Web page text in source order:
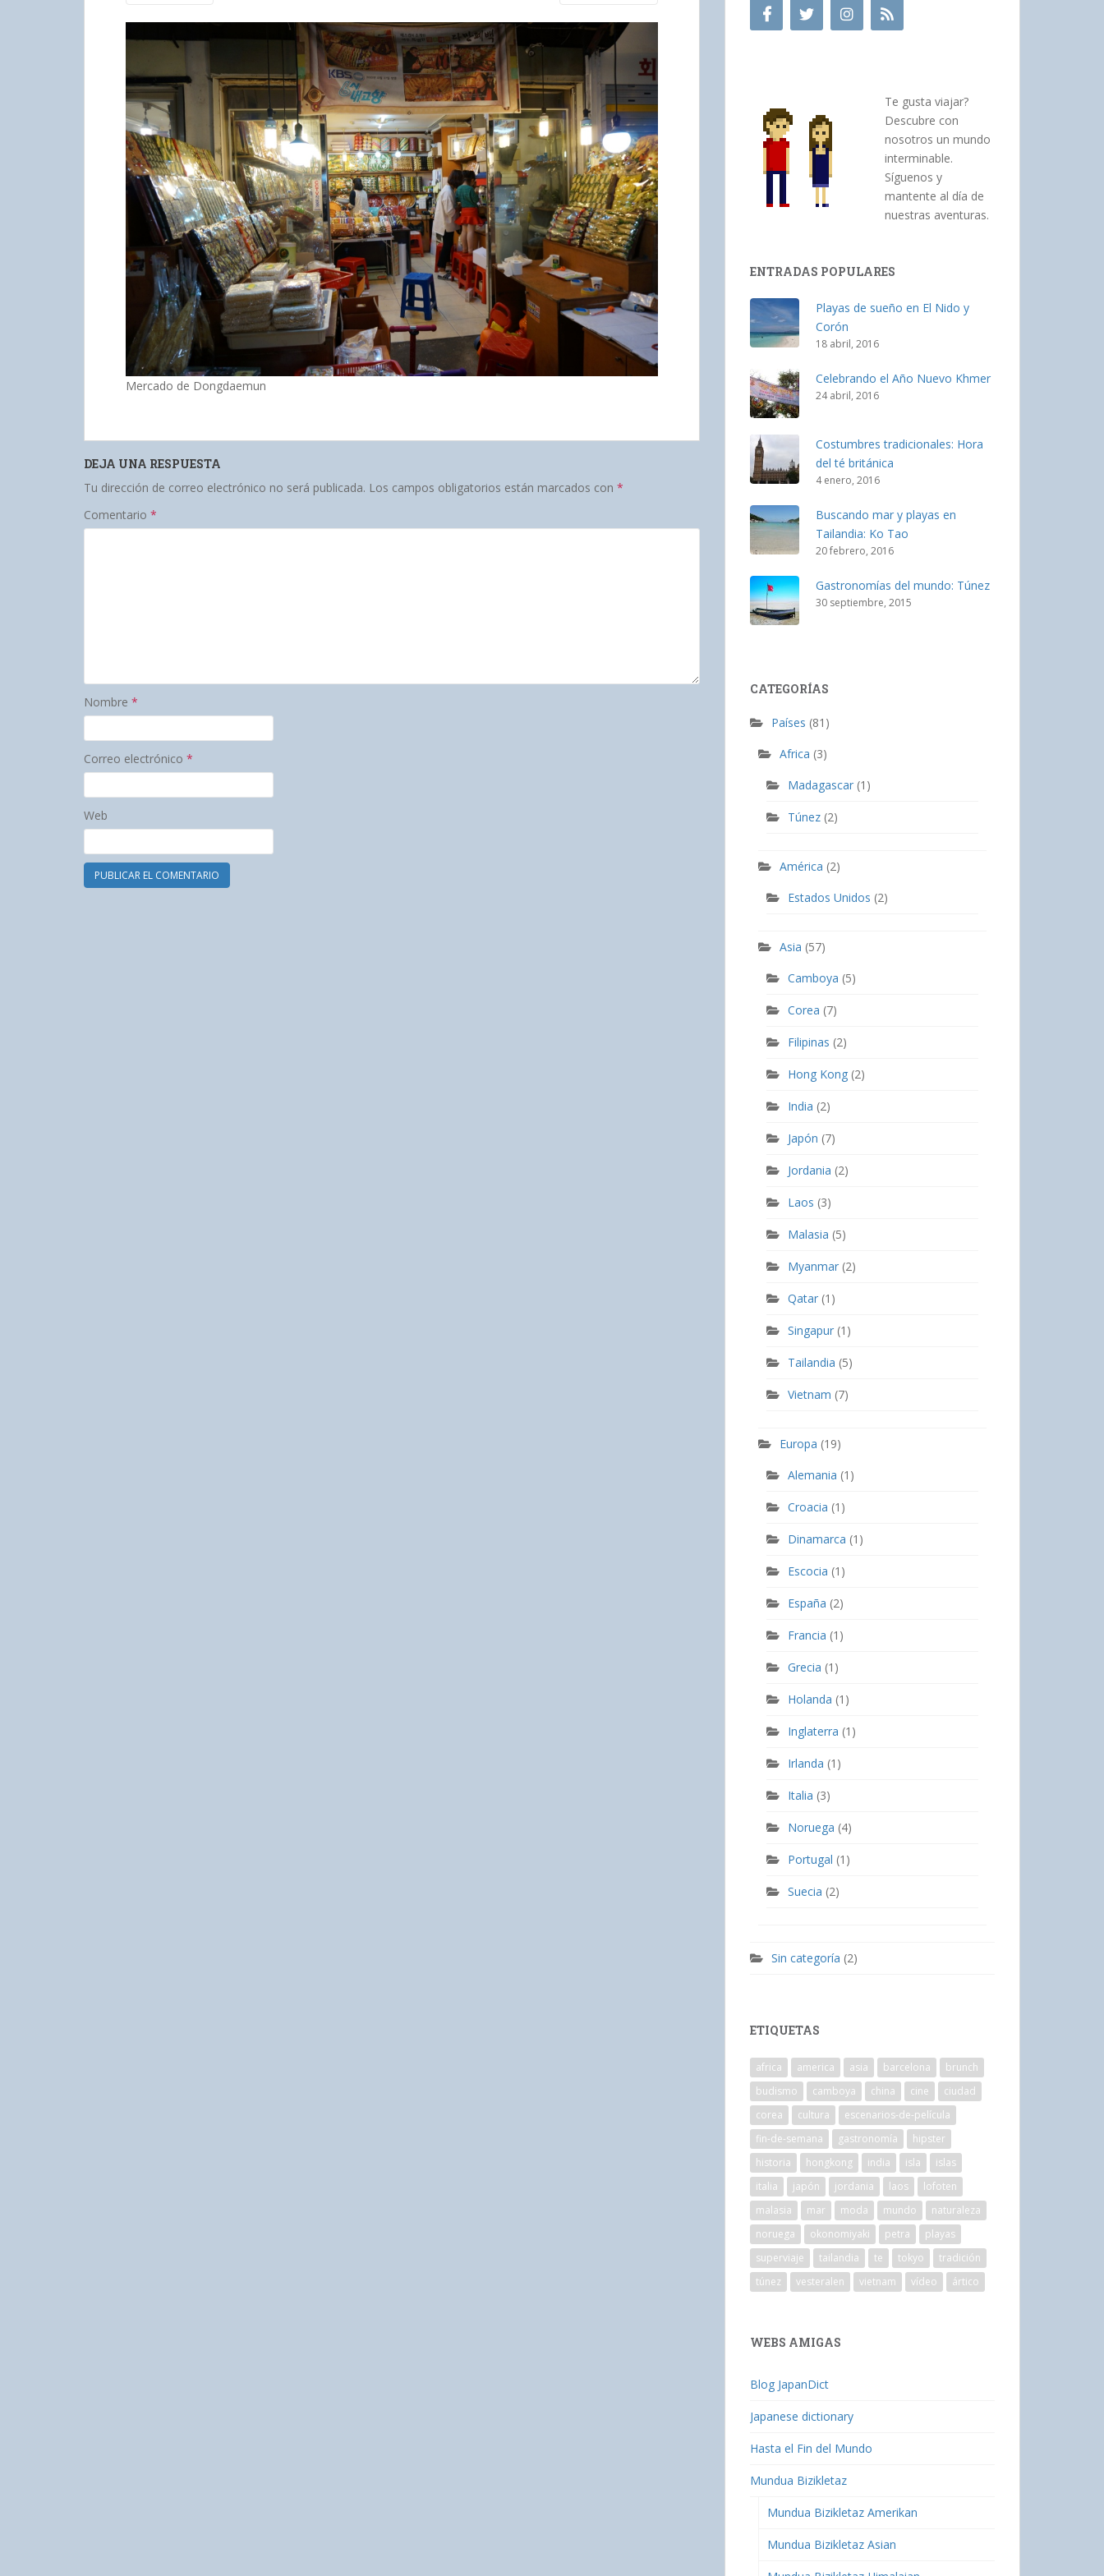
Mercado de Dongdaemun
DEJA UNA RESPUESTA
Tu dirección de correo electrónico no será publicada. Los campos obligatorios están marcados con *
Comentario *
Nombre *
Correo electrónico *
Web
Te gusta viajar?
Descubre con
nosotros un mundo
interminable.
Síguenos y
mantente al día de
nuestras aventuras.
ENTRADAS POPULARES
Playas de sueño en El Nido y
Corón
18 abril, 2016
Celebrando el Año Nuevo Khmer
24 abril, 2016
Costumbres tradicionales: Hora
del té británica
4 enero, 2016
Buscando mar y playas en
Tailandia: Ko Tao
20 febrero, 2016
Gastronomías del mundo: Túnez
30 septiembre, 2015
CATEGORÍAS
Países (81)
Africa (3)
Madagascar (1)
Túnez (2)
América (2)
Estados Unidos (2)
Asia (57)
Camboya (5)
Corea (7)
Filipinas (2)
Hong Kong (2)
India (2)
Japón (7)
Jordania (2)
Laos (3)
Malasia (5)
Myanmar (2)
Qatar (1)
Singapur (1)
Tailandia (5)
Vietnam (7)
Europa (19)
Alemania (1)
Croacia (1)
Dinamarca (1)
Escocia (1)
España (2)
Francia (1)
Grecia (1)
Holanda (1)
Inglaterra (1)
Irlanda (1)
Italia (3)
Noruega (4)
Portugal (1)
Suecia (2)
Sin categoría (2)
ETIQUETAS
africa america asia barcelona
brunch
budismo
camboya china cine
ciudad
corea
cultura
escenarios-de-película
fin-de-semana
gastronomía
hipster
historia
hongkong india isla
islas
italia
japón jordania laos
lofoten
malasia
mar moda mundo
naturaleza
noruega
okonomiyaki petra
playas
superviaje
tailandia te tokyo
tradición
túnez
vesteralen vietnam vídeo ártico
WEBS AMIGAS
Blog JapanDict
Japanese dictionary
Hasta el Fin del Mundo
Mundua Bizikletaz
Mundua Bizikletaz Amerikan
Mundua Bizikletaz Asian